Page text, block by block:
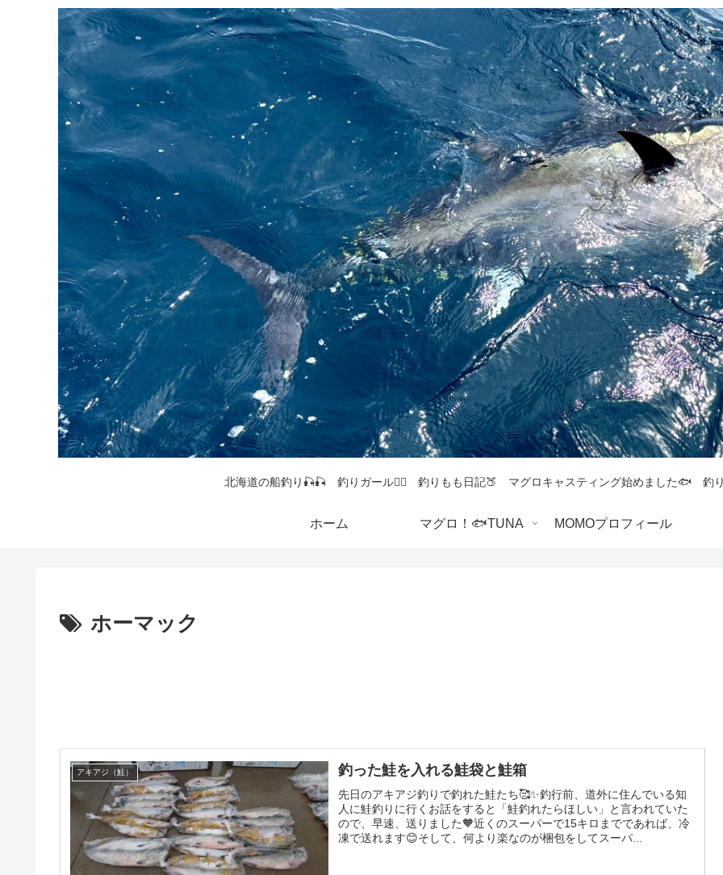
北海道の船釣り🎣🎣 釣りガール💁‍♀️ 釣りもも日記🍑 マグロキャスティング始めました🐟 釣
ホーム マグロ！🐟TUNA MOMOプロフィール
ホーマック
アキアジ（鮭） 釣った鮭を入れる鮭袋と鮭箱
先日のアキアジ釣りで釣れた鮭たち🥰✨釣行前、道外に住んでいる知
人に鮭釣りに行くお話をすると「鮭釣れたらほしい」と言われていた
ので、早速、送りました🧡近くのスーパーで15キロまでであれば、冷
凍で送れます😊そして、何より楽なのが梱包をしてスーパ...